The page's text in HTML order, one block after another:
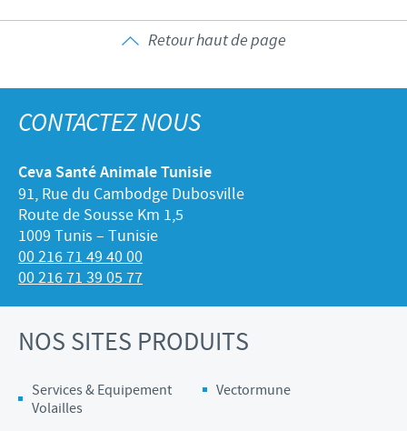
Retour haut de page
CONTACTEZ NOUS
Ceva Santé Animale Tunisie
91, Rue du Cambodge Dubosville
Route de Sousse Km 1,5
1009 Tunis – Tunisie
00 216 71 49 40 00
00 216 71 39 05 77
NOS SITES PRODUITS
Services & Equipement
Volailles
Vectormune